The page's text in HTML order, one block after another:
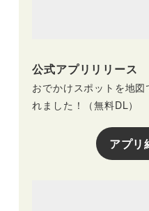
公式アプリリリース
おでかけスポットを地
れました！（無料DL）
アプリ